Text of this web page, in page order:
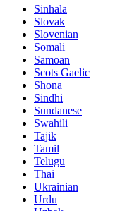
Sinhala
Slovak
Slovenian
Somali
Samoan
Scots Gaelic
Shona
Sindhi
Sundanese
Swahili
Tajik
Tamil
Telugu
Thai
Ukrainian
Urdu